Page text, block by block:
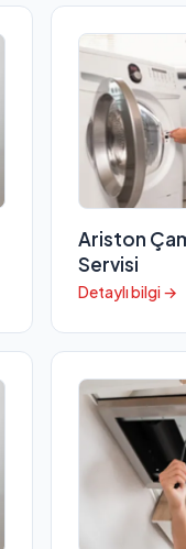
Ariston
Servisi
Detaylı bilgi →